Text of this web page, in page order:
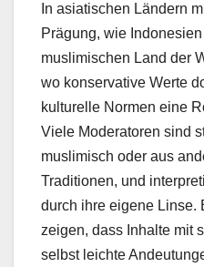
In asiatischen Ländern
Prägung, wie
muslimischen Land der
wo konservative Werte
kulturelle Normen eine
Viele Moderatoren sind
muslimisch oder aus
Traditionen, und
durch ihre eigene Linse.
zeigen, dass Inhalte mit
selbst leichte